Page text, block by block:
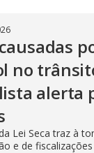
no
alerta
Lei Seca traz à
e de